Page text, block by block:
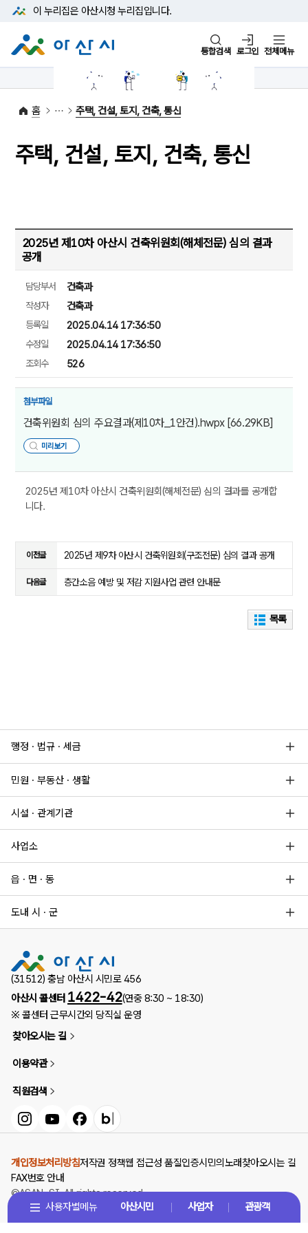
본문 바로가기
메뉴 바로가기
이 누리집은 아산시청 누리집입니다.
통합검색 로그인 전체메뉴
대표전화 (아산시 콜센터) 1422-42
홈 주택, 건설, 토지, 건축, 통신
주택, 건설, 토지, 건축, 통신
2025년 제10차 아산시 건축위원회(해체전문) 심의 결과
공개
담당부서 건축과
작성자 건축과
등록일 2025.04.14 17:36:50
수정일 2025.04.14 17:36:50
조회수 526
첨부파일
건축위원회 심의 주요결과(제10차_1안건).hwpx [66.29KB]
미리보기
2025년 제10차 아산시 건축위원회(해체전문) 심의 결과를 공개합
니다.
이전글 2025년 제9차 아산시 건축위원회(구조전문) 심의 결과 공개
다음글 층간소음 예방 및 저감 지원사업 관련 안내문
목록
행정 · 법규 · 세금
민원 · 부동산 · 생활
시설 · 관계기관
사업소
읍 · 면 · 동
도내 시 · 군
(31512) 충남 아산시 시민로 456
아산시 콜센터 1422-42(연중 8:30 ~ 18:30)
※ 콜센터 근무시간외 당직실 운영
찾아오시는 길
이용약관
직원검색
인스타그램
유튜브 페이스북블로그
개인정보처리방침저작권 정책웹 접근성 품질인증시민의노래찾아오시는 길
FAX번호 안내
©ASAN-SI. All rights reserved.
사용자별메뉴
아산시민 사업자 관광객